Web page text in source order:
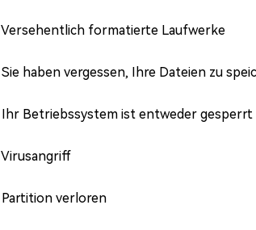
Versehentlich formatierte Laufwerke
Sie haben vergessen, Ihre Dateien zu
Ihr Betriebssystem ist entweder
Virusangriff
Partition verloren